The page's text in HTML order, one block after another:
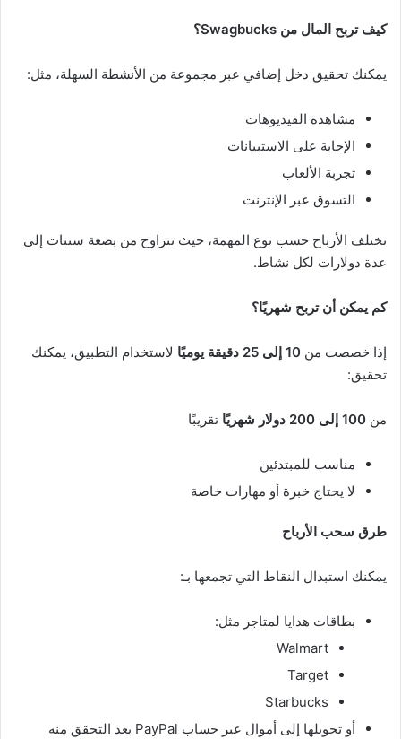
كيف تربح المال من Swagbucks؟
يمكنك تحقيق دخل إضافي عبر مجموعة من الأنشطة السهلة، مثل:
مشاهدة الفيديوهات
الإجابة على الاستبيانات
تجربة الألعاب
التسوق عبر الإنترنت
تختلف الأرباح حسب نوع المهمة، حيث تتراوح من بضعة سنتات إلى
عدة دولارات لكل نشاط.
كم يمكن أن تربح شهريًا؟
إذا خصصت من 10 إلى 25 دقيقة يوميًا
لاستخدام التطبيق، يمكنك
تحقيق:
من 100 إلى 200 دولار شهريًا تقريبًا
مناسب للمبتدئين
لا يحتاج خبرة أو مهارات خاصة
طرق سحب الأرباح
يمكنك استبدال النقاط التي تجمعها بـ:
بطاقات هدايا لمتاجر مثل:
Walmart
Target
Starbucks
أو تحويلها إلى أموال عبر حساب PayPal بعد التحقق منه